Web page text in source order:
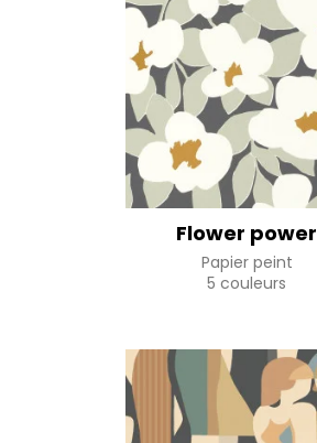
Flower power
Papier peint
5 couleurs